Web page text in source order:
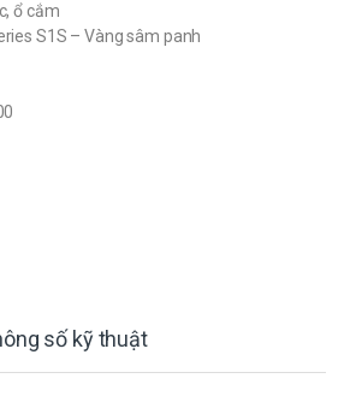
ổ cắm
S1S – Vàng sâm panh
số kỹ thuật